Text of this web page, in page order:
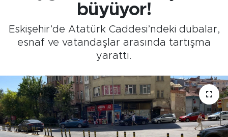
büyüyor!
Eskişehir’de Atatürk Caddesi’ndeki dubalar,
esnaf ve vatandaşlar arasında tartışma
yarattı.
Eskişehirspor
Spor
Kültür Sanat
Tarihçe
Süper Lig Puan Durumu ve Fikstür
Tüm Manşetler
Haber Arşivi